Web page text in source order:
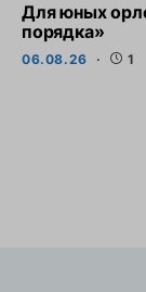
Для юных
порядка»
06.08.26 1